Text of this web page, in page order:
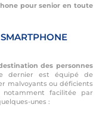
pour senior en toute
des personnes
dernier est équipé de
malvoyants ou déficients
facilitée par
unes :